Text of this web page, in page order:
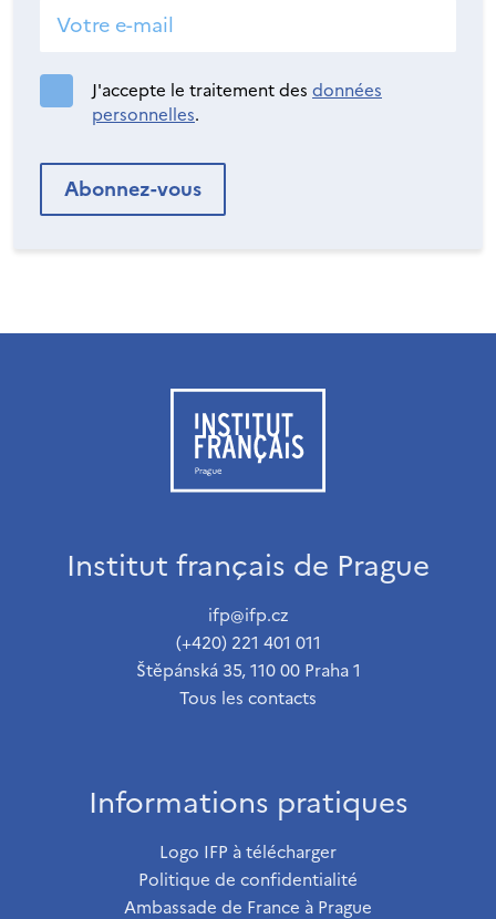
J'accepte le traitement des données
personnelles.
Institut français de Prague
ifp@ifp.cz
(+420) 221 401 011
Štěpánská 35, 110 00 Praha 1
Tous les contacts
Informations pratiques
Logo IFP à télécharger
Politique de confidentialité
Ambassade de France à Prague